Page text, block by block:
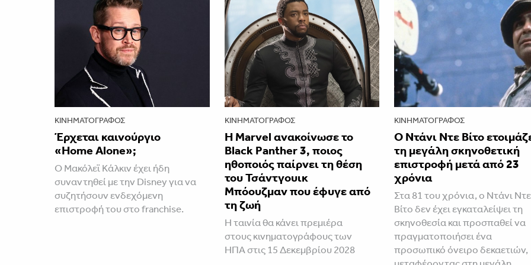
ΚΙΝΗΜΑΤΟΓΡΆΦΟΣ
Έρχεται καινούργιο
«Home Alone»;
Ο Μακόλεϊ Κάλκιν έχει ήδη
συναντηθεί με την Disney για να
συζητήσουν ενδεχόμενη
επιστροφή του στο franchise.
ΚΙΝΗΜΑΤΟΓΡΆΦΟΣ
Η Marvel ανακοίνωσε το
Black Panther 3, ποιος
ηθοποιός παίρνει τη θέση
του Τσάντγουικ
Μπόουζμαν που έφυγε από
τη ζωή
Η ταινία θα κάνει πρεμιέρα
στους κινηματογράφους των
ΗΠΑ στις 15 Δεκεμβρίου 2028
ΚΙΝΗΜΑΤΟΓΡΆΦΟΣ
Ο Ντάνι Ντε Βίτο
τη μεγάλη σκηνοθετική
επιστροφή μετά από 23
χρόνια
Στα 81 του χρόνια, ο Ντάνι Ντε
Βίτο δεν έχει εγκαταλείψει τη
σκηνοθεσία και προσπαθεί να
πραγματοποιήσει ένα
προσωπικό όνειρο δεκαετιών,